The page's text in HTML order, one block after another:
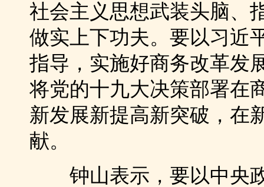
社会主义思想武装头脑、
做实上下功夫。要以习近
指导，实施好商务改革发
将党的十九大决策部署在
新发展新提高新突破，在
献。
钟山表示，要以中央政